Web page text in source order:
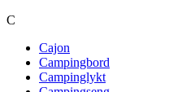
C
Cajon
Campingbord
Campinglykt